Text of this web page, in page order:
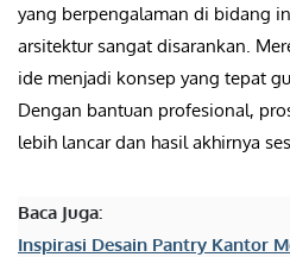
yang berpengalaman di bidang
arsitektur sangat disarankan.
ide menjadi konsep yang tepat
Dengan bantuan profesional,
lebih lancar dan hasil akhirnya
Baca Juga:
Inspirasi Desain Pantry Kantor